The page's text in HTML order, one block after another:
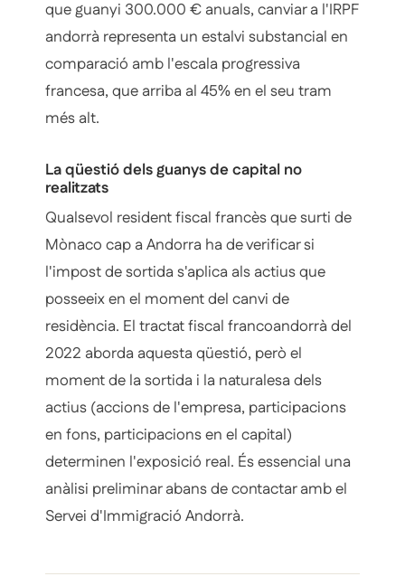
que guanyi 300.000 € anuals, canviar a l'IRPF
andorrà representa un estalvi substancial en
comparació amb l'escala progressiva
francesa, que arriba al 45% en el seu tram
més alt.
La qüestió dels guanys de capital no
realitzats
Qualsevol resident fiscal francès que surti de
Mònaco cap a Andorra ha de verificar si
l'impost de sortida s'aplica als actius que
posseeix en el moment del canvi de
residència. El tractat fiscal francoandorrà del
2022 aborda aquesta qüestió, però el
moment de la sortida i la naturalesa dels
actius (accions de l'empresa, participacions
en fons, participacions en el capital)
determinen l'exposició real. És essencial una
anàlisi preliminar abans de contactar amb el
Servei d'Immigració Andorrà.